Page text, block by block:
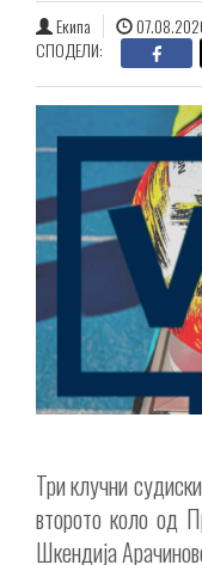
Екипа
СПОДЕЛИ:
Три клучни
второто коло од
Шкендија